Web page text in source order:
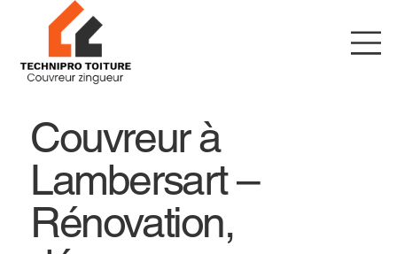
Couvreur à
Lambersart –
Rénovation,